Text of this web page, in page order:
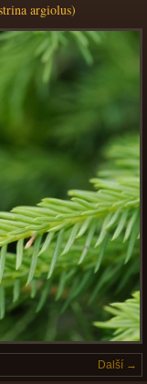
argiolus)
Další →